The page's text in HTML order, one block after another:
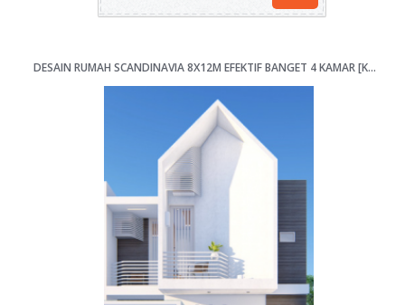
DESAIN RUMAH SCANDINAVIA 8X12M EFEKTIF BANGET 4 KAMAR [KODE 061B FLIP]